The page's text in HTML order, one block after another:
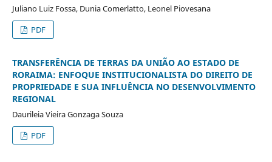
Juliano Luiz Fossa, Dunia Comerlatto, Leonel Piovesana
PDF
TRANSFERÊNCIA DE TERRAS DA UNIÃO AO ESTADO DE
RORAIMA: ENFOQUE INSTITUCIONALISTA DO DIREITO DE
PROPRIEDADE E SUA INFLUÊNCIA NO DESENVOLVIMENTO
REGIONAL
Daurileia Vieira Gonzaga Souza
PDF